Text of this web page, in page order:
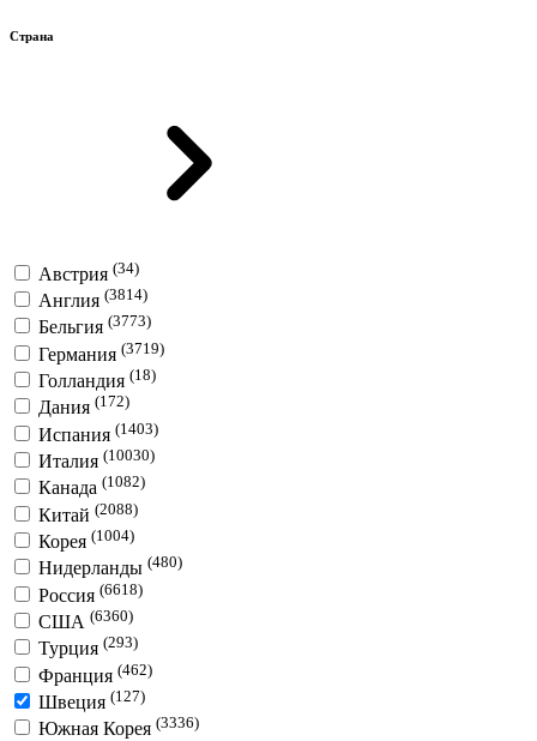
Страна
Австрия (34)
Англия (3814)
Бельгия (3773)
Германия (3719)
Голландия (18)
Дания (172)
Испания (1403)
Италия (10030)
Канада (1082)
Китай (2088)
Корея (1004)
Нидерланды (480)
Россия (6618)
США (6360)
Турция (293)
Франция (462)
Швеция (127)
Южная Корея (3336)